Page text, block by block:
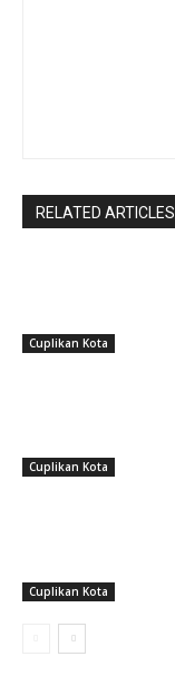
RELATED ARTICLES
Cuplikan Kota
Cuplikan Kota
Cuplikan Kota